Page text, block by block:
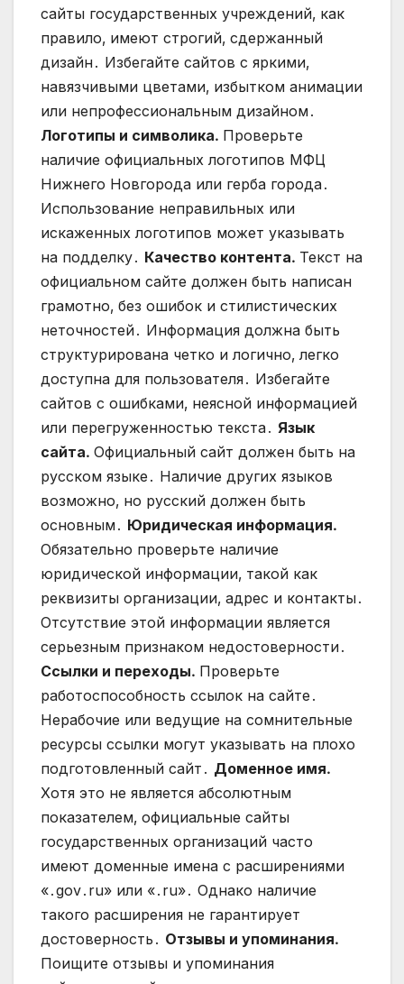
сайты государственных учреждений‚ как
правило‚ имеют строгий‚ сдержанный
дизайн․ Избегайте сайтов с яркими‚
навязчивыми цветами‚ избытком анимации
или непрофессиональным дизайном․
Логотипы и символика․ Проверьте
наличие официальных логотипов МФЦ
Нижнего Новгорода или герба города․
Использование неправильных или
искаженных логотипов может указывать
на подделку․ Качество контента․ Текст на
официальном сайте должен быть написан
грамотно‚ без ошибок и стилистических
неточностей․ Информация должна быть
структурирована четко и логично‚ легко
доступна для пользователя․ Избегайте
сайтов с ошибками‚ неясной информацией
или перегруженностью текста․ Язык
сайта․ Официальный сайт должен быть на
русском языке․ Наличие других языков
возможно‚ но русский должен быть
основным․ Юридическая информация․
Обязательно проверьте наличие
юридической информации‚ такой как
реквизиты организации‚ адрес и контакты․
Отсутствие этой информации является
серьезным признаком недостоверности․
Ссылки и переходы․ Проверьте
работоспособность ссылок на сайте․
Нерабочие или ведущие на сомнительные
ресурсы ссылки могут указывать на плохо
подготовленный сайт․ Доменное имя․
Хотя это не является абсолютным
показателем‚ официальные сайты
государственных организаций часто
имеют доменные имена с расширениями
«․gov․ru» или «․ru»․ Однако наличие
такого расширения не гарантирует
достоверность․ Отзывы и упоминания․
Поищите отзывы и упоминания